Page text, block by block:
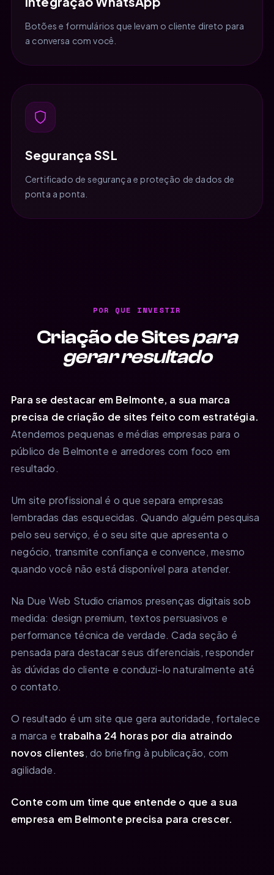
Botões e formulários que levam o cliente direto para
a conversa com você.
Segurança SSL
Certificado de segurança e proteção de dados de
ponta a ponta.
POR QUE INVESTIR
Criação de Sitespara
gerar resultado
Para se destacar em Belmonte, a sua marca
precisa de criação de sites feito com estratégia.
Atendemos pequenas e médias empresas para o
público de Belmonte e arredores com foco em
resultado.
Um site profissional é o que separa empresas
lembradas das esquecidas. Quando alguém pesquisa
pelo seu serviço, é o seu site que apresenta o
negócio, transmite confiança e convence, mesmo
quando você não está disponível para atender.
Na Due Web Studio criamos presenças digitais sob
medida: design premium, textos persuasivos e
performance técnica de verdade. Cada seção é
pensada para destacar seus diferenciais, responder
às dúvidas do cliente e conduzi-lo naturalmente até
o contato.
O resultado é um site que gera autoridade, fortalece
a marca e trabalha 24 horas por dia atraindo
novos clientes, do briefing à publicação, com
agilidade.
Conte com um time que entende o que a sua
empresa em Belmonte precisa para crescer.